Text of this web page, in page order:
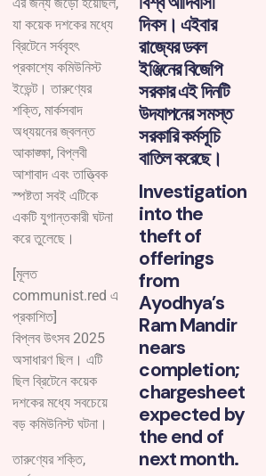
যা কয়েক দশকের মধ্যে
ব্রিটেনে সর্ববৃহৎ
প্রকাশ্যে কমিউনিস্ট
ইভেন্ট। তারুণ্যের
শক্তি, মার্কসবাদ
অধ্যয়নের জ্বলন্ত
আকাঙ্ক্ষা, বিপ্লবী
আশাবাদ এবং তাত্ত্বিক
স্পষ্টতা সবই এটিকে
একটি যুগান্তকারী ঘটনা
করে তুলেছে।
[মূলত
communist.red এ
প্রকাশিত]
বিপ্লব উৎসব 2025
অসাধারণ ছিল। এটি
ছিল ব্রিটেনে কয়েক
দশকের মধ্যে সবচেয়ে
বড় কমিউনিস্ট ঘটনা।
তারুণ্যের শক্তি,
দিবস। এইবার
রাজ্যের ডবল
ইঞ্জিনের বিজেপি
সরকার এই দিনটি
উদযাপনের সমস্ত
সরকারি কর্মসূচি
বাতিল করেছে।
Investigation
into the
theft of
offerings
from
Ayodhya’s
Ram Mandir
nears
completion;
chargesheet
expected by
the end of
next month.